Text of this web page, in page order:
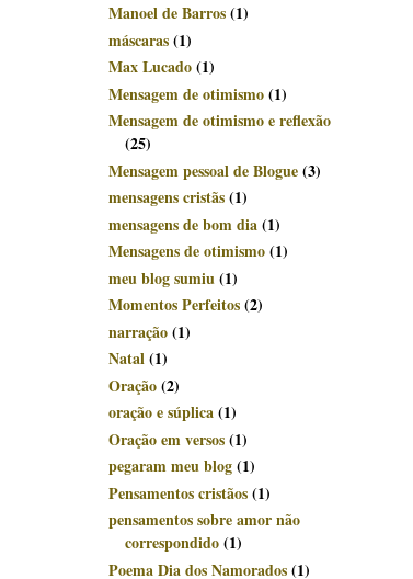
Manoel de Barros(1)
máscaras(1)
Max Lucado(1)
Mensagem de otimismo(1)
Mensagem de otimismo e reflexão
(25)
Mensagem pessoal de Blogue(3)
mensagens cristãs(1)
mensagens de bom dia(1)
Mensagens de otimismo(1)
meu blog sumiu(1)
Momentos Perfeitos(2)
narração(1)
Natal(1)
Oração(2)
oração e súplica(1)
Oração em versos(1)
pegaram meu blog(1)
Pensamentos cristãos(1)
pensamentos sobre amor não
correspondido(1)
Poema Dia dos Namorados(1)